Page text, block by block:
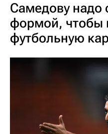
Самедову надо
формой, чтобы
футбольную